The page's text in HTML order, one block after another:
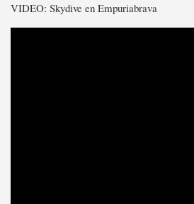
VIDEO: Skydive en Empuriabrava